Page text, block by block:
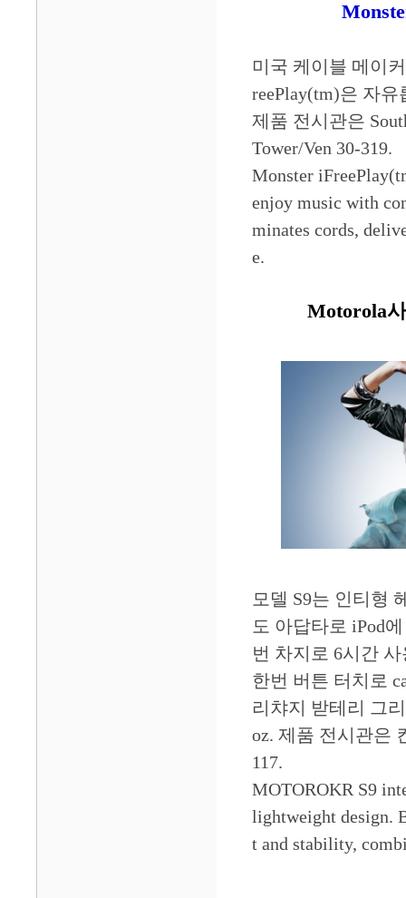
미국 케이블 메이
reePlay(tm)은 자
제품 전시관은
Tower/Ven 30-319.
Monster
enjoy music with
minates cords,
e.
Motorola
모델 S9는 인티형
도 아답타로 iPod
번 차지로 6시간
한번 버튼 터치로
리챠지 받테리 그
oz. 제품 전시관은
117.
MOTOROKR S9
lightweight design.
t and stability,